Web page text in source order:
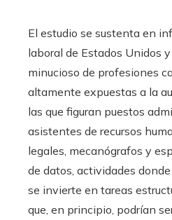
El estudio se sustenta en
laboral de Estados Unidos
minucioso de profesiones
altamente expuestas a la
las que figuran puestos
asistentes de recursos
legales, mecanógrafos y
de datos, actividades
se invierte en tareas
que, en principio, podrían